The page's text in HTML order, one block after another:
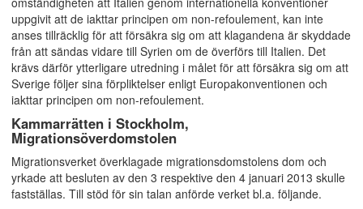
uppgivit att de iakttar principen om non-refoulement, kan inte
anses tillräcklig för att försäkra sig om att klagandena är skyddade
från att sändas vidare till Syrien om de överförs till Italien. Det
krävs därför ytterligare utredning i målet för att försäkra sig om att
Sverige följer sina förpliktelser enligt Europakonventionen och
iakttar principen om non-refoulement.
Kammarrätten i Stockholm,
Migrationsöverdomstolen
Migrationsverket överklagade migrationsdomstolens dom och
yrkade att besluten av den 3 respektive den 4 januari 2013 skulle
fastställas. Till stöd för sin talan anförde verket bl.a. följande.